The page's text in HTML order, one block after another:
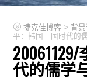
捷克佳博客 > 背
平：韩国三国时代的
代的儒学